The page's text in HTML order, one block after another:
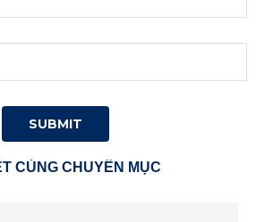
CÙNG CHUYÊN MỤC